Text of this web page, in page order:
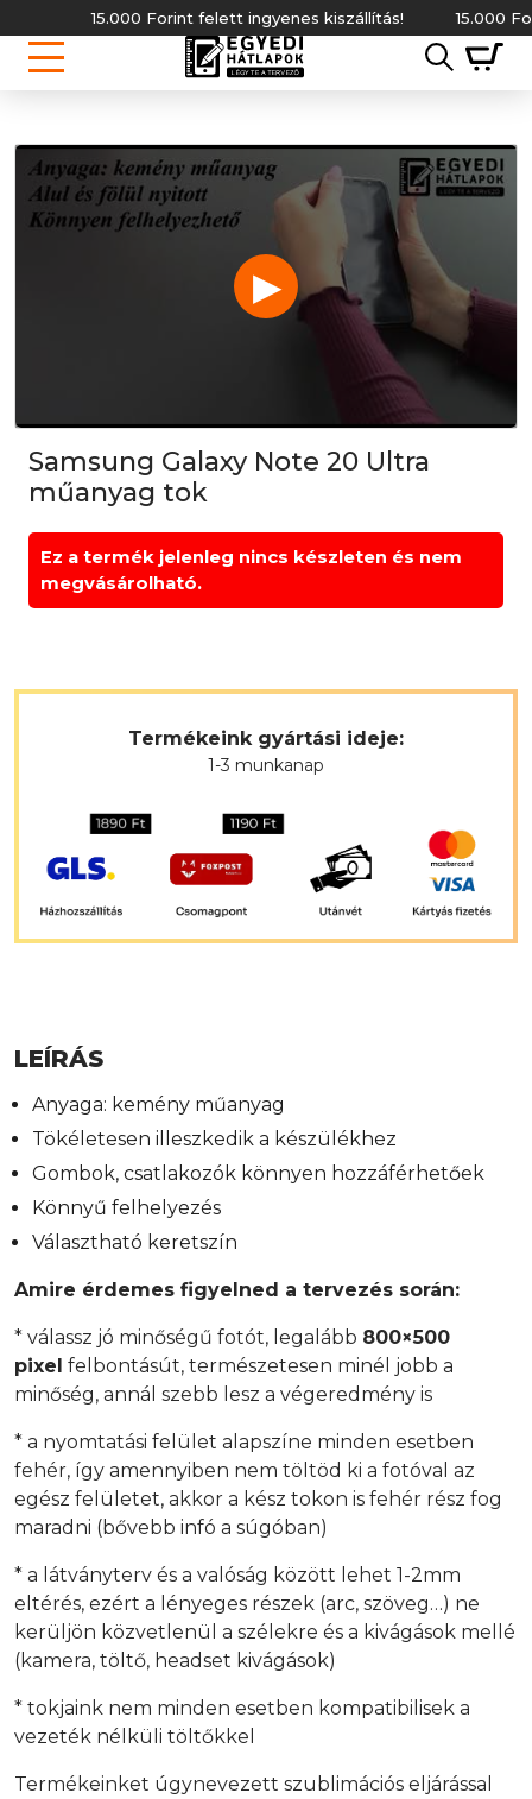
15.000 Forint felett ingyenes kiszállítás! 15.000
▶
Samsung Galaxy Note 20 Ultra
műanyag tok
Ez a termék jelenleg nincs készleten és nem
megvásárolható.
Termékeink gyártási ideje:
1-3 munkanap
LEÍRÁS
Anyaga: kemény műanyag
Tökéletesen illeszkedik a készülékhez
Gombok, csatlakozók könnyen hozzáférhetőek
Könnyű felhelyezés
Választható keretszín
Amire érdemes figyelned a tervezés során:
* válassz jó minőségű fotót, legalább 800×500
pixel felbontásút, természetesen minél jobb a
minőség, annál szebb lesz a végeredmény is
* a nyomtatási felület alapszíne minden esetben
fehér, így amennyiben nem töltöd ki a fotóval az
egész felületet, akkor a kész tokon is fehér rész fog
maradni (bővebb infó a súgóban)
* a látványterv és a valóság között lehet 1-2mm
eltérés, ezért a lényeges részek (arc, szöveg…) ne
kerüljön közvetlenül a szélekre és a kivágások mellé
(kamera, töltő, headset kivágások)
* tokjaink nem minden esetben kompatibilisek a
vezeték nélküli töltőkkel
Termékeinket úgynevezett szublimációs eljárással